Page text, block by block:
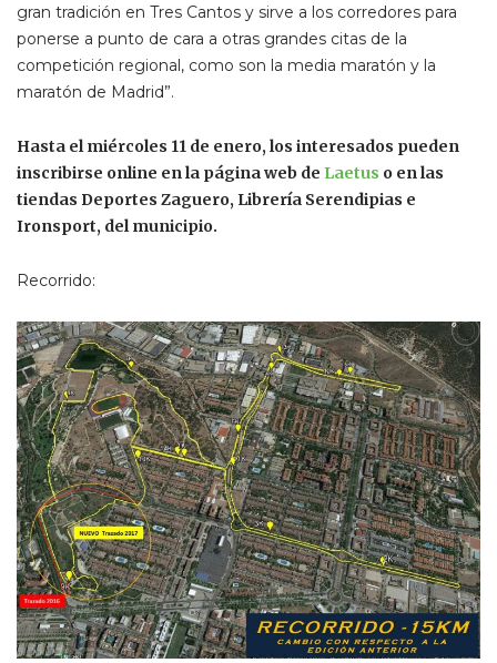
gran tradición en Tres Cantos y sirve a los corredores para
ponerse a punto de cara a otras grandes citas de la
competición regional, como son la media maratón y la
maratón de Madrid”.
Hasta el miércoles 11 de enero, los interesados pueden
inscribirse online en la página web de Laetus o en las
tiendas Deportes Zaguero, Librería Serendipias e
Ironsport, del municipio.
Recorrido: